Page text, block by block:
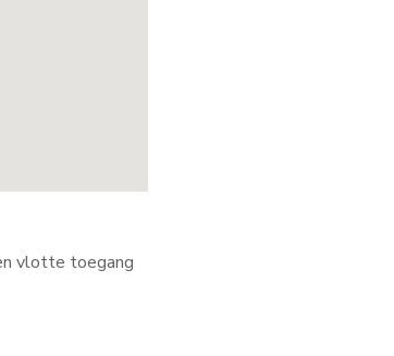
vlotte toegang